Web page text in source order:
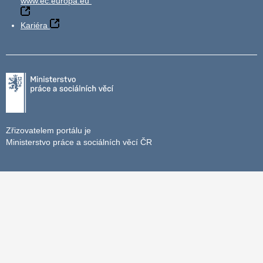
Kariéra
Zřizovatelem portálu je
Ministerstvo práce a sociálních věcí ČR